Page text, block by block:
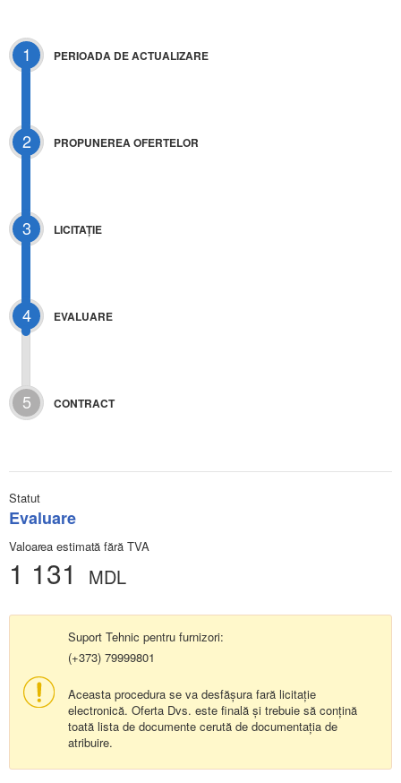
1 PERIOADA DE ACTUALIZARE
2 PROPUNEREA OFERTELOR
3 LICITAŢIE
4 EVALUARE
5 CONTRACT
Statut
Evaluare
Valoarea estimată fără TVA
1 131 MDL
Suport Tehnic pentru furnizori:
(+373) 79999801
Aceasta procedura se va desfășura fară licitație
electronică. Oferta Dvs. este finală și trebuie să conțină
toată lista de documente cerută de documentația de
atribuire.